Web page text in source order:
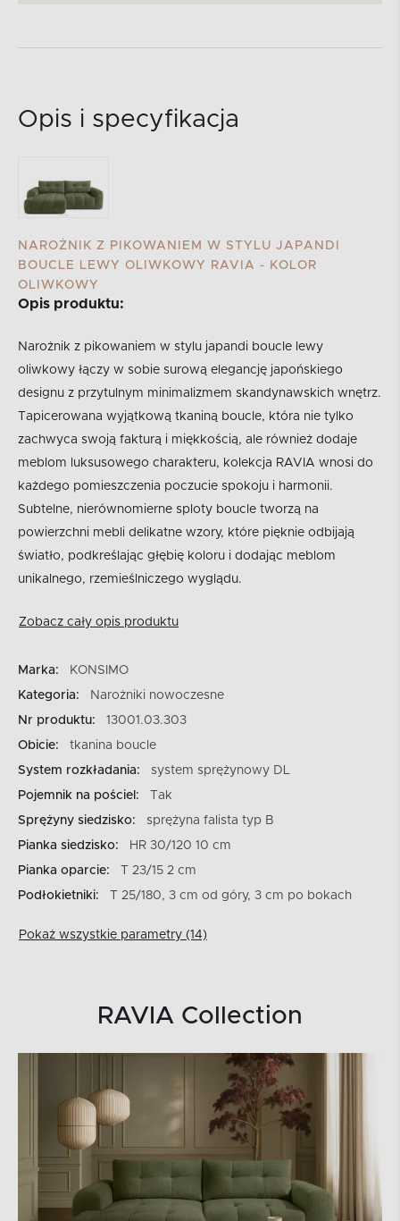
Opis i specyfikacja
NAROŻNIK Z PIKOWANIEM W STYLU JAPANDI
BOUCLE LEWY OLIWKOWY RAVIA - KOLOR
OLIWKOWY
Opis produktu:
Narożnik z pikowaniem w stylu japandi boucle lewy
oliwkowy łączy w sobie surową elegancję japońskiego
designu z przytulnym minimalizmem skandynawskich wnętrz.
Tapicerowana wyjątkową tkaniną boucle, która nie tylko
zachwyca swoją fakturą i miękkością, ale również dodaje
meblom luksusowego charakteru, kolekcja RAVIA wnosi do
każdego pomieszczenia poczucie spokoju i harmonii.
Subtelne, nierównomierne sploty boucle tworzą na
powierzchni mebli delikatne wzory, które pięknie odbijają
światło, podkreślając głębię koloru i dodając meblom
unikalnego, rzemieślniczego wyglądu.
Zobacz cały opis produktu
Marka:
KONSIMO
Kategoria:
Narożniki nowoczesne
Nr produktu:
13001.03.303
Obicie:
tkanina boucle
System rozkładania:
system sprężynowy DL
Pojemnik na pościel:
Tak
Sprężyny siedzisko:
sprężyna falista typ B
Pianka siedzisko:
HR 30/120 10 cm
Pianka oparcie:
T 23/15 2 cm
Podłokietniki:
T 25/180, 3 cm od góry, 3 cm po bokach
Pokaż wszystkie parametry (14)
RAVIA Collection